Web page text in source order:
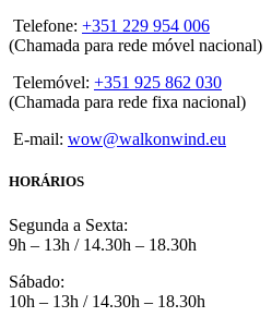
Telefone: +351 229 954 006
(Chamada para rede móvel nacional)
Telemóvel: +351 925 862 030
(Chamada para rede fixa nacional)
E-mail: wow@walkonwind.eu
HORÁRIOS
Segunda a Sexta:
9h – 13h / 14.30h – 18.30h
Sábado:
10h – 13h / 14.30h – 18.30h